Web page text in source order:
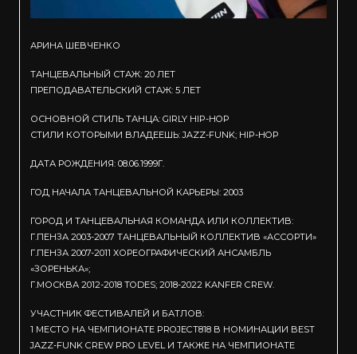
АРИНА ШЕВЧЕНКО
ТАНЦЕВАЛЬНЫЙ СТАЖ: 20 ЛЕТ
ПРЕПОДАВАТЕЛЬСКИЙ СТАЖ: 5 ЛЕТ
ОСНОВНОЙ СТИЛЬ ТАНЦА: GIRLY HIP-HOP
СТИЛИ КОТОРЫМИ ВЛАДЕЕШЬ: JAZZ-FUNK; HIP-HOP
ДАТА РОЖДЕНИЯ: 08.06.1999Г.
ГОД НАЧАЛА ТАНЦЕВАЛЬНОЙ КАРЬЕРЫ: 2003
ГОРОД И ТАНЦЕВАЛЬНАЯ КОМАНДА ИЛИ КОЛЛЕКТИВ:
Г.ПЕНЗА 2003-2007 ТАНЦЕВАЛЬНЫЙ КОЛЛЕКТИВ «АССОРТИ»
Г.ПЕНЗА 2007-2011 ХОРЕОГРАФИЧЕСКИЙ АНСАМБЛЬ
«ЗОРЕНЬКА»;
Г.МОСКВА 2012-2018 TODES; 2018-2022 KANFER CREW.
УЧАСТНИК ФЕСТИВАЛЕЙ И БАТЛОВ:
1 МЕСТО НА ЧЕМПИОНАТЕ PROJECT818 В НОМИНАЦИИ BEST
JAZZ-FUNK CREW PRO LEVEL И ТАКЖЕ НА ЧЕМПИОНАТЕ